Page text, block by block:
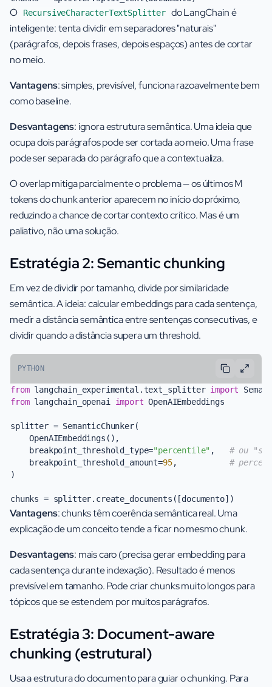
O RecursiveCharacterTextSplitter do LangChain é
inteligente: tenta dividir em separadores "naturais"
(parágrafos, depois frases, depois espaços) antes de cortar
no meio.
Vantagens: simples, previsível, funciona razoavelmente bem
como baseline.
Desvantagens: ignora estrutura semântica. Uma ideia que
ocupa dois parágrafos pode ser cortada ao meio. Uma frase
pode ser separada do parágrafo que a contextualiza.
O overlap mitiga parcialmente o problema — os últimos M
tokens do chunk anterior aparecem no início do próximo,
reduzindo a chance de cortar contexto crítico. Mas é um
paliativo, não uma solução.
Estratégia 2: Semantic chunking
Em vez de dividir por tamanho, divide por similaridade
semântica. A ideia: calcular embeddings para cada sentença,
medir a distância semântica entre sentenças consecutivas, e
dividir quando a distância supera um threshold.
PYTHON
from langchain_experimental.text_splitter import
from langchain_openai import OpenAIEmbeddings
splitter = SemanticChunker(
    OpenAIEmbeddings(),
    breakpoint_threshold_type=
"percentile" , # ou
    breakpoint_threshold_amount=
95, #
)
Vantagens: chunks têm coerência semântica real. Uma
explicação de um conceito tende a ficar no mesmo chunk.
Desvantagens: mais caro (precisa gerar embedding para
cada sentença durante indexação). Resultado é menos
previsível em tamanho. Pode criar chunks muito longos para
tópicos que se estendem por muitos parágrafos.
Estratégia 3: Document-aware
chunking (estrutural)
Usa a estrutura do documento para guiar o chunking. Para